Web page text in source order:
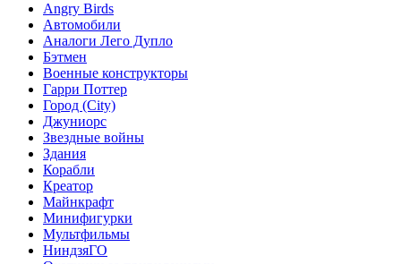
Angry Birds
Автомобили
Аналоги Лего Дупло
Бэтмен
Военные конструкторы
Гарри Поттер
Город (City)
Джуниорс
Звездные войны
Здания
Корабли
Креатор
Майнкрафт
Минифигурки
Мультфильмы
НиндзяГО